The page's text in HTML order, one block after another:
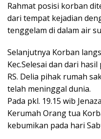
Rahmat posisi korban
dari tempat kejadian
tenggelam di dalam air
Selanjutnya Korban
Kec.Selesai dan dari
RS. Delia pihak rumah
telah meninggal dunia.
Pada pkl. 19.15 wib
Kerumah Orang tua
kebumikan pada hari